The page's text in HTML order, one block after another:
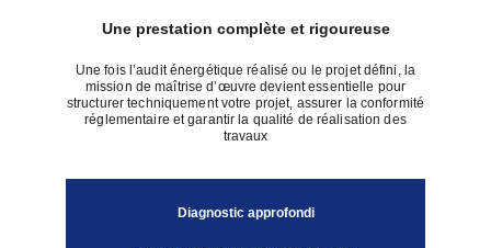
Une prestation complète et rigoureuse
Une fois l’audit énergétique réalisé ou le projet défini, la
mission de maîtrise d’œuvre devient essentielle pour
structurer techniquement votre projet, assurer la conformité
réglementaire et garantir la qualité de réalisation des
travaux
Diagnostic approfondi